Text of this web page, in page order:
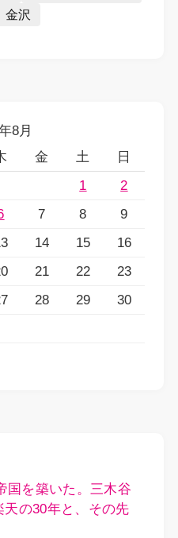
金沢
8月
金 土
日
1
2
7 8
9
14 15
16
21 22
23
28 29
30
国を築いた。三木谷
の30年と、その先